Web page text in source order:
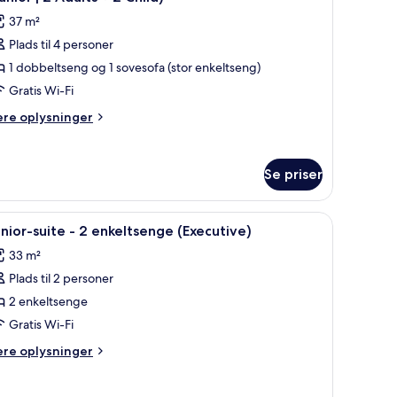
37 m²
Plads til 4 personer
1 dobbeltseng og 1 sovesofa (stor enkeltseng)
Gratis Wi-Fi
oplysninger
Se priser
stol og et lille bord med en vase og en kop.
Et moderne hotelværelse med seng,
7 suite - 2 enkeltsenge (Executive)
33 m²
Plads til 2 personer
2 enkeltsenge
Gratis Wi-Fi
oplysninger